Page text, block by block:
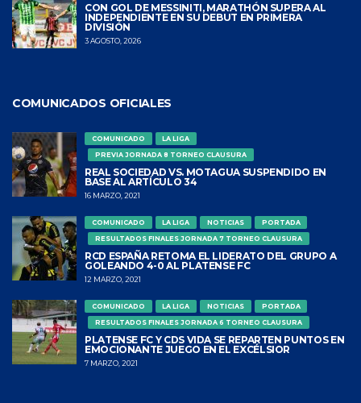
CON GOL DE MESSINITI, MARATHÓN SUPERA AL
INDEPENDIENTE EN SU DEBUT EN PRIMERA
DIVISIÓN
3 AGOSTO, 2026
COMUNICADOS OFICIALES
COMUNICADO
LA LIGA
PREVIA JORNADA 8 TORNEO CLAUSURA
REAL SOCIEDAD VS. MOTAGUA SUSPENDIDO EN
BASE AL ARTÍCULO 34
16 MARZO, 2021
COMUNICADO LA LIGA NOTICIAS
PORTADA
RESULTADOS FINALES JORNADA 7 TORNEO CLAUSURA
RCD ESPAÑA RETOMA EL LIDERATO DEL GRUPO A
GOLEANDO 4-0 AL PLATENSE FC
12 MARZO, 2021
COMUNICADO LA LIGA NOTICIAS
PORTADA
RESULTADOS FINALES JORNADA 6 TORNEO CLAUSURA
PLATENSE FC Y CDS VIDA SE REPARTEN PUNTOS EN
EMOCIONANTE JUEGO EN EL EXCÉLSIOR
7 MARZO, 2021